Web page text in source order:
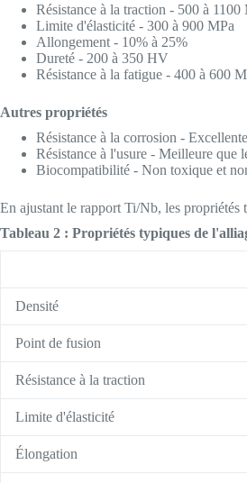
Résistance à la traction - 500 à
Limite d'élasticité - 300 à 900 MPa
Allongement - 10% à 25%
Dureté - 200 à 350 HV
Résistance à la fatigue - 400 à 600
Autres propriétés
Résistance à la corrosion -
Résistance à l'usure - Meilleure que
Biocompatibilité - Non toxique et
En ajustant le rapport Ti/Nb, les propriétés
Tableau 2 : Propriétés typiques de
Densité
Point de fusion
Résistance à la traction
Limite d'élasticité
Élongation